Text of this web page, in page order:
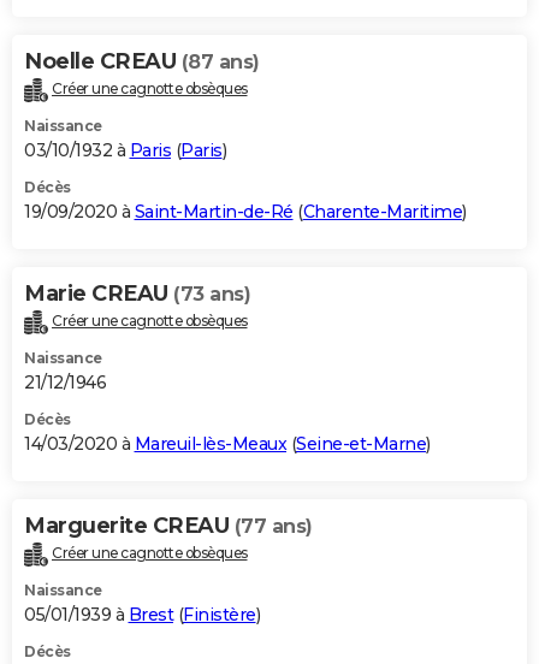
Noelle CREAU (87 ans)
Créer une cagnotte obsèques
Naissance
03/10/1932 à Paris (Paris)
Décès
19/09/2020 à Saint-Martin-de-Ré (Charente-Maritime)
Marie CREAU (73 ans)
Créer une cagnotte obsèques
Naissance
21/12/1946
Décès
14/03/2020 à Mareuil-lès-Meaux(Seine-et-Marne)
Marguerite CREAU (77 ans)
Créer une cagnotte obsèques
Naissance
05/01/1939 à Brest(Finistère)
Décès